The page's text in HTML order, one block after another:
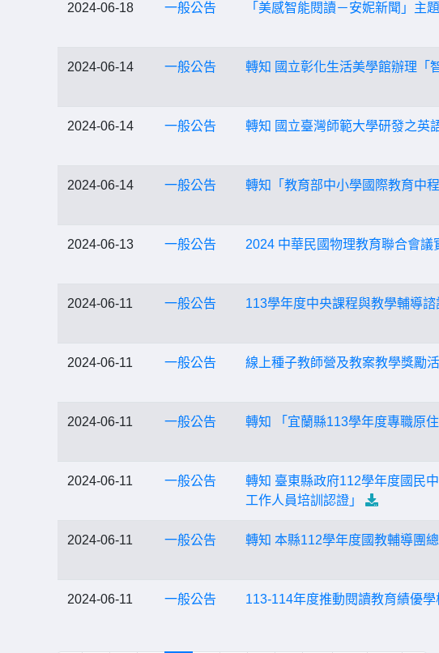
2024-06-18 一般公告 「美感智能閱讀－安妮新聞」主
2024-06-14 一般公告 轉知 國立彰化生活美學館辦理「
2024-06-14 一般公告 轉知 國立臺灣師範大學研發之英
2024-06-14 一般公告 轉知「教育部中小學國際教育中
2024-06-13 一般公告 2024 中華民國物理教育聯合會議
2024-06-11 一般公告 113學年度中央課程與教學輔導
2024-06-11 一般公告 線上種子教師營及教案教學獎勵
2024-06-11 一般公告 轉知 「宜蘭縣113學年度專職原
2024-06-11 一般公告
轉知 臺東縣政府112學年度國民
工作人員培訓認證」
2024-06-11 一般公告 轉知 本縣112學年度國教輔導團
2024-06-11 一般公告 113-114年度推動閱讀教育績優